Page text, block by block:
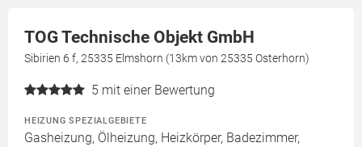
TOG Technische Objekt GmbH
Sibirien 6 f, 25335 Elmshorn (13km von 25335 Osterhorn)
5 mit einer Bewertung
HEIZUNG SPEZIALGEBIETE
Gasheizung, Ölheizung, Heizkörper, Badezimmer,